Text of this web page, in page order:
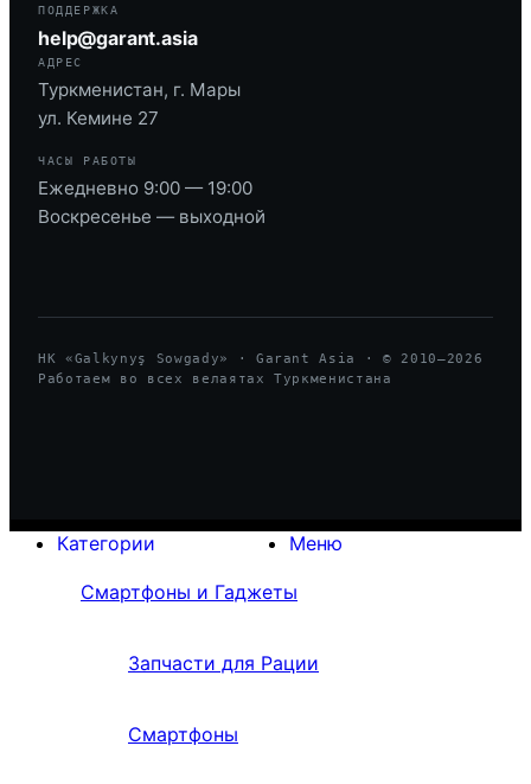
ПОДДЕРЖКА
help@garant.asia
АДРЕС
Туркменистан, г. Мары
ул. Кемине 27
ЧАСЫ РАБОТЫ
Ежедневно 9:00 — 19:00
Воскресенье — выходной
HK «Galkynyş Sowgady» · Garant Asia · © 2010—2026
Работаем во всех велаятах Туркменистана
Меню
Категории
Смартфоны и Гаджеты
Запчасти для Рации
Смартфоны